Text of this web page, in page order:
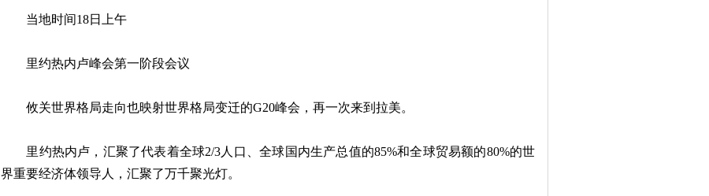
当地时间18日上午
里约热内卢峰会第一阶段会议
攸关世界格局走向也映射世界格局变迁的G20峰会，再一次来到拉美。
里约热内卢，汇聚了代表着全球2/3人口、全球国内生产总值的85%和全球贸易额的80%的世
界重要经济体领导人，汇聚了万千聚光灯。